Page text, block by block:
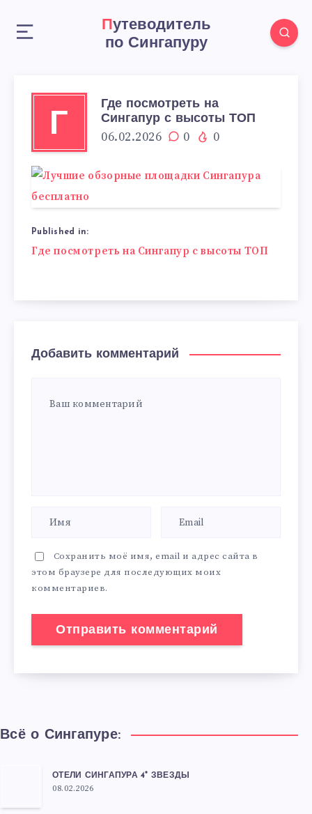
Путеводитель
по Сингапуру
Г
Где посмотреть на
Сингапур с высоты ТОП
06.02.2026 0 0
Published in:
Навигация
Где посмотреть на Сингапур с высоты ТОП
Добавить комментарий
Сохранить моё имя, email и адрес сайта в
этом браузере для последующих моих
комментариев.
Всё о Сингапуре:
ОТЕЛИ СИНГАПУРА 4* ЗВЕЗДЫ
08.02.2026